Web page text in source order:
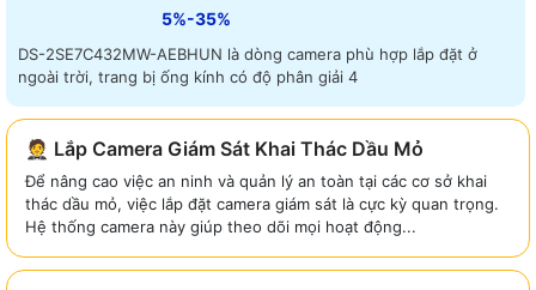
5%-35%
DS-2SE7C432MW-AEBHUN là dòng camera phù hợp lắp đặt ở
ngoài trời, trang bị ống kính có độ phân giải 4
🤵 Lắp Camera Giám Sát Khai Thác Dầu Mỏ
Để nâng cao việc an ninh và quản lý an toàn tại các cơ sở khai
thác dầu mỏ, việc lắp đặt camera giám sát là cực kỳ quan trọng.
Hệ thống camera này giúp theo dõi mọi hoạt động...